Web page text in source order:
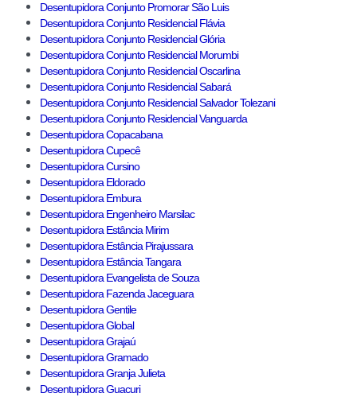
Desentupidora Conjunto Promorar São Luis
Desentupidora Conjunto Residencial Flávia
Desentupidora Conjunto Residencial Glória
Desentupidora Conjunto Residencial Morumbi
Desentupidora Conjunto Residencial Oscarlina
Desentupidora Conjunto Residencial Sabará
Desentupidora Conjunto Residencial Salvador Tolezani
Desentupidora Conjunto Residencial Vanguarda
Desentupidora Copacabana
Desentupidora Cupecê
Desentupidora Cursino
Desentupidora Eldorado
Desentupidora Embura
Desentupidora Engenheiro Marsilac
Desentupidora Estância Mirim
Desentupidora Estância Pirajussara
Desentupidora Estância Tangara
Desentupidora Evangelista de Souza
Desentupidora Fazenda Jaceguara
Desentupidora Gentile
Desentupidora Global
Desentupidora Grajaú
Desentupidora Gramado
Desentupidora Granja Julieta
Desentupidora Guacuri